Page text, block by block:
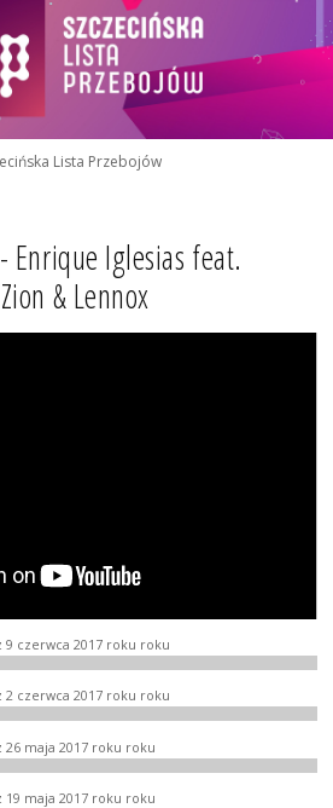
Lista Przebojów
Enrique Iglesias feat.
& Lennox
9 czerwca 2017 roku roku
2 czerwca 2017 roku roku
26 maja 2017 roku roku
19 maja 2017 roku roku